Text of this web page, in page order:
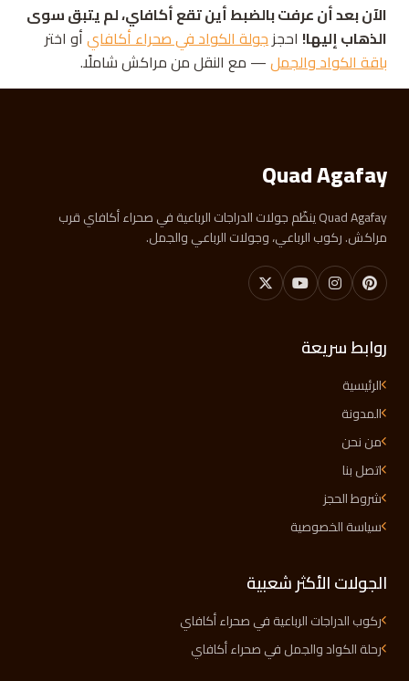
الآن بعد أن عرفت بالضبط أين تقع أكافاي، لم يتبق سوى
الذهاب إليها! احجزجولة الكواد في صحراء أكافايأو اختر
باقة الكواد والجمل— مع النقل من مراكش شاملًا.
Quad Agafay
Quad Agafay ينظّم جولات الدراجات الرباعية في صحراء أكافاي قرب
مراكش. ركوب الرباعي، وجولات الرباعي والجمل.
روابط سريعة
الرئيسية
المدونة
من نحن
اتصل بنا
شروط الحجز
سياسة الخصوصية
الجولات الأكثر شعبية
ركوب الدراجات الرباعية في صحراء أكافاي
رحلة الكواد والجمل في صحراء أكافاي